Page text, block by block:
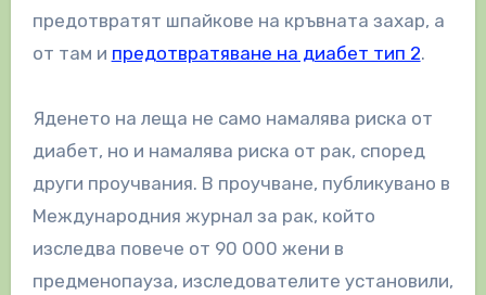
предотвратят шпайкове на кръвната захар, а
от там и предотвратяване на диабет тип 2.
Яденето на леща не само намалява риска от
диабет, но и намалява риска от рак, според
други проучвания. В проучване, публикувано в
Международния журнал за рак, който
изследва повече от 90 000 жени в
предменопауза, изследователите установили,